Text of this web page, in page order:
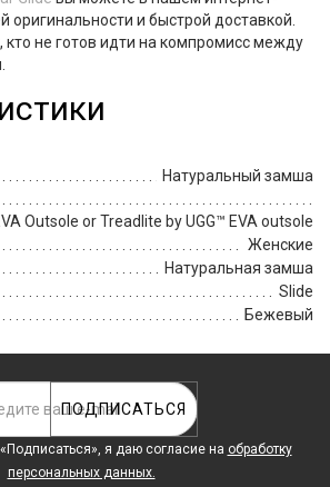
оригинальности и быстрой доставкой.
кто не готов идти на компромисс между
Натуральный замша
Outsole or Treadlite by UGG™ EVA outsole
Женские
Натуральная замша
Slide
Бежевый
ПОДПИСАТЬСЯ
я даю cогласие на обработку
персональных данных.